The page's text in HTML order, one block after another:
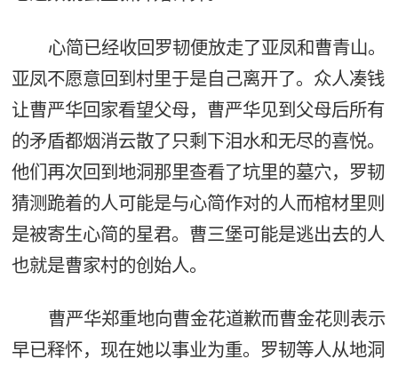
心简已经收回罗韧便放走了亚凤和曹青山。
亚凤不愿意回到村里于是自己离开了。众人凑钱
让曹严华回家看望父母，曹严华见到父母后所有
的矛盾都烟消云散了只剩下泪水和无尽的喜悦。
他们再次回到地洞那里查看了坑里的墓穴，罗韧
猜测跪着的人可能是与心简作对的人而棺材里则
是被寄生心简的星君。曹三堡可能是逃出去的人
也就是曹家村的创始人。
曹严华郑重地向曹金花道歉而曹金花则表示
早已释怀，现在她以事业为重。罗韧等人从地洞